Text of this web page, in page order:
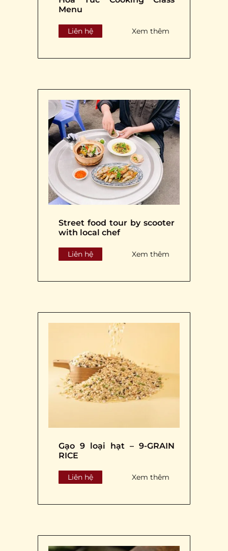
Menu
Liên hệ Xem thêm
Street food tour by scooter
with local chef
Liên hệ Xem thêm
Gạo 9 loại hạt – 9-GRAIN
RICE
Liên hệ Xem thêm